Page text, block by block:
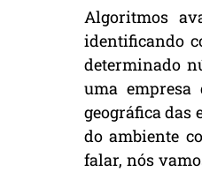
Algoritmos
identificando
determinado
uma
geográfica das
do ambiente
falar, nós